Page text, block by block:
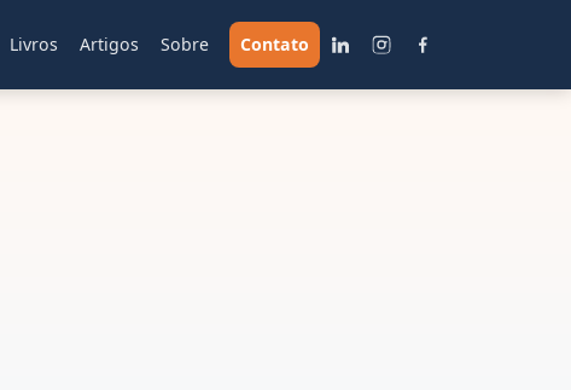
Livros Artigos Sobre Contato